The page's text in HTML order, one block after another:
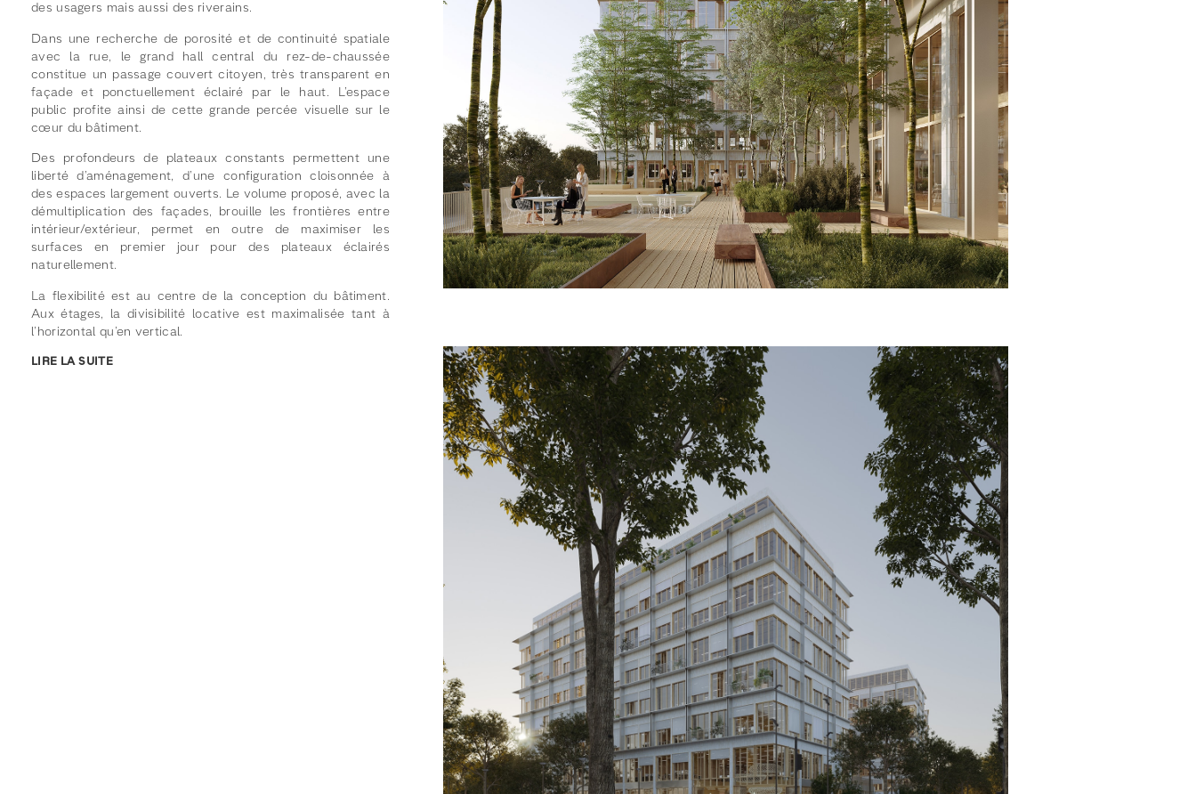
des usagers mais aussi des riverains.
Dans une recherche de porosité et de continuité spatiale
avec la rue, le grand hall central du rez-de-chaussée
constitue un passage couvert citoyen, très transparent en
façade et ponctuellement éclairé par le haut. L’espace
public profite ainsi de cette grande percée visuelle sur le
cœur du bâtiment.
Des profondeurs de plateaux constants permettent une
liberté d’aménagement, d’une configuration cloisonnée à
des espaces largement ouverts. Le volume proposé, avec la
démultiplication des façades, brouille les frontières entre
intérieur/extérieur, permet en outre de maximiser les
surfaces en premier jour pour des plateaux éclairés
naturellement.
La flexibilité est au centre de la conception du bâtiment.
Aux étages, la divisibilité locative est maximalisée tant à
l’horizontal qu’en vertical.
LIRE LA SUITE